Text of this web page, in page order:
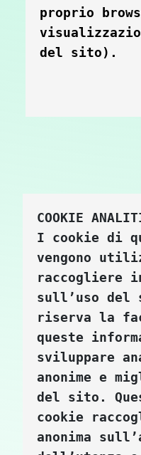
proprio
del sito).
COOKIE
I cookie di
vengono
raccogliere
sull’uso del
riserva la
queste
sviluppare
anonime e
del sito.
cookie
anonima